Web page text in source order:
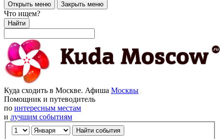
Открыть меню Закрыть меню
Что ищем?
Найти
Куда сходить в Москве. Афиша Москвы
Помощник и путеводитель
по интересным местам
и лучшим событиям